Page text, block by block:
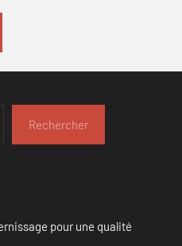
Rechercher
pour une qualité